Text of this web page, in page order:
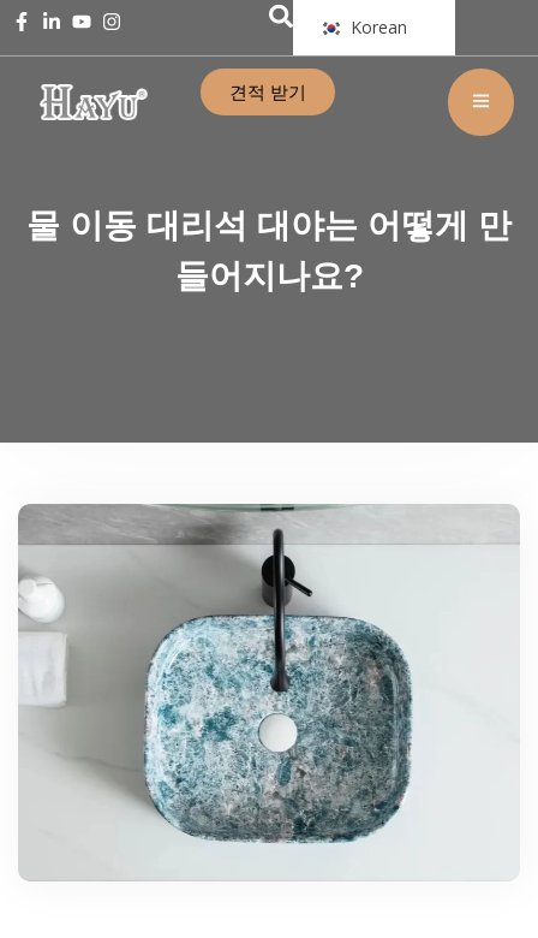
Korean
견적 받기
물 이동 대리석 대야는 어떻게 만
들어지나요?